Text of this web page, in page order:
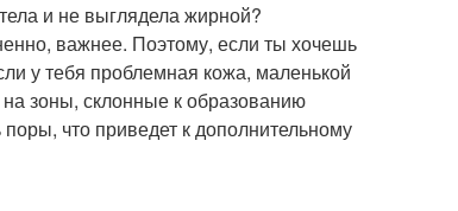
и не выглядела жирной?
важнее. Поэтому, если ты хочешь
у тебя проблемная кожа, маленькой
зоны, склонные к образованию
что приведет к дополнительному